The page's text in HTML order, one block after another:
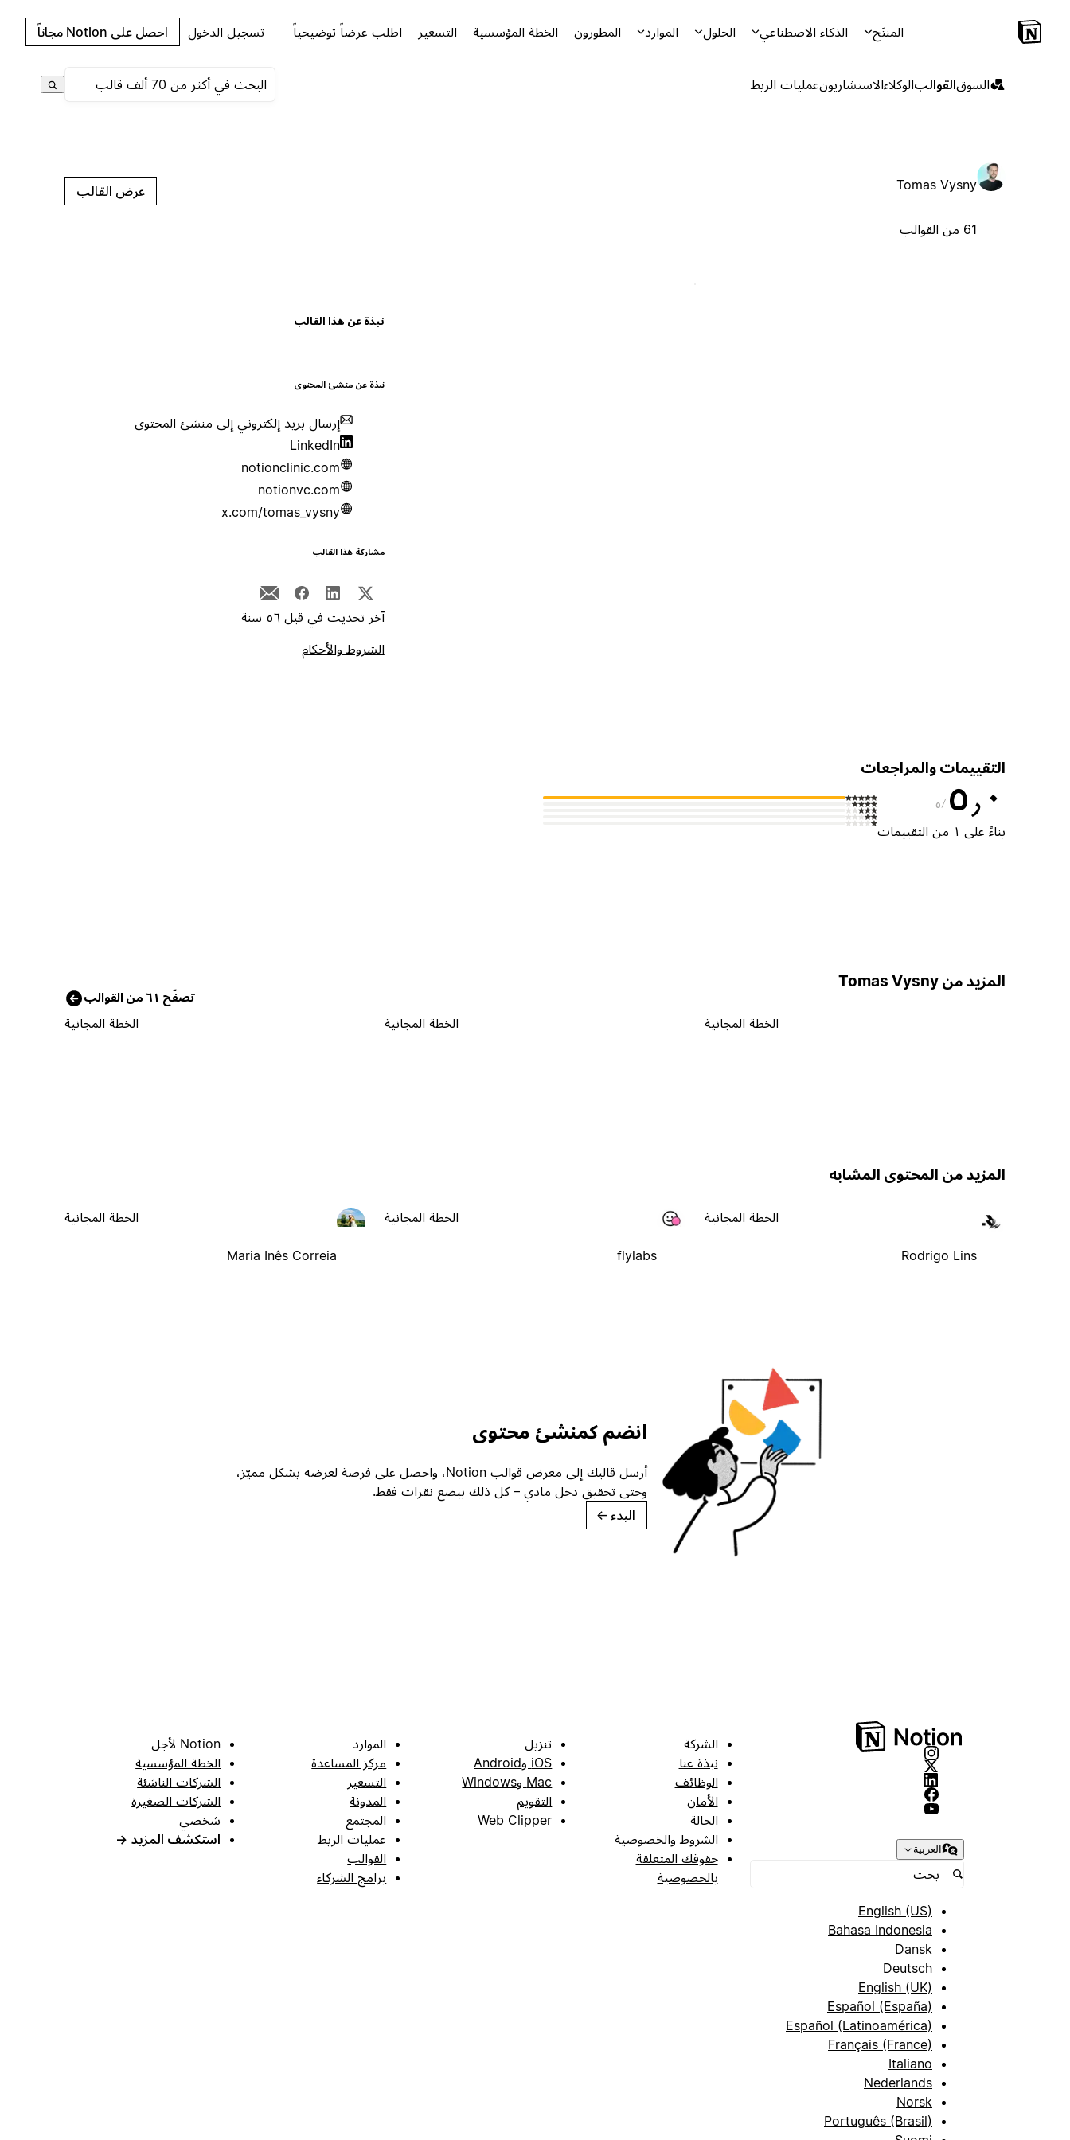
المنتَج الذكاء الاصطناعي الحلول الموارد المطورون الخطة المؤسسية التسعير اطلب عرضاً توضيحياً تسجيل الدخول احصل على Notion مجاناً
السوقالقوالبالوكلاءالاستشاريونعمليات الربط
Tomas Vysny
61 من القوالب
عرض القالب
نبذة عن هذا القالب
نبذة عن منشئ المحتوى
إرسال بريد إلكتروني إلى منشئ المحتوى
LinkedIn
notionclinic.com
notionvc.com
x.com/tomas_vysny
مشاركة هذا القالب
آخر تحديث في قبل ٥٦ سنة
الشروط والأحكام
التقييمات والمراجعات
٥٫٠ ٥
بناءً على ١ من التقييمات
المزيد من Tomas Vysny
تصفّح ٦١ من القوالب
الخطة المجانية الخطة المجانية الخطة المجانية
المزيد من المحتوى المشابه
Rodrigo Lins
الخطة المجانية
flylabs
الخطة المجانية
Maria Inês Correia
الخطة المجانية
انضم كمنشئ محتوى
أرسل قالبك إلى معرض قوالب Notion، واحصل على فرصة لعرضه بشكل مميّز،
وحتى تحقيق دخل مادي – كل ذلك ببضع نقرات فقط.
البدء →
العربية
English (US)
Bahasa Indonesia
Dansk
Deutsch
English (UK)
Español (España)
Español (Latinoamérica)
Français (France)
Italiano
Nederlands
Norsk
Português (Brasil)
الشركة
نبذة عنا
الوظائف
الأمان
الحالة
الشروط والخصوصية
حقوقك المتعلقة
بالخصوصية
تنزيل
iOS وAndroid
Mac وWindows
التقويم
Web Clipper
الموارد
مركز المساعدة
التسعير
المدونة
المجتمع
عمليات الربط
القوالب
برامج الشركاء
Notion لأجل
الخطة المؤسسية
الشركات الناشئة
الشركات الصغيرة
شخصي
استكشف المزيد →